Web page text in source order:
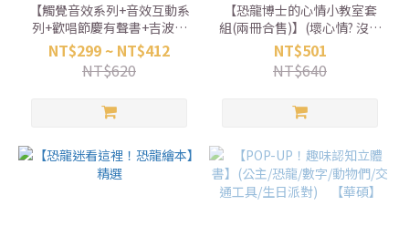
【觸覺音效系列+音效互動系
列+歡唱節慶有聲書+吉波鳥
兒歌系列】(繽紛聖誕慶新年/
童謠精選兒歌合集/恐龍在哪
裡/歡樂的動物園/繽紛的海世
一唱 中文童謠總匯) 【吉波
NT$299 ~ NT$412
NT$620
【恐龍博士的心情小教室套
組(兩冊合售)】(壞心情? 沒關
係!/好心情? 沒關係!) 【禾
流】
NT$501
NT$640